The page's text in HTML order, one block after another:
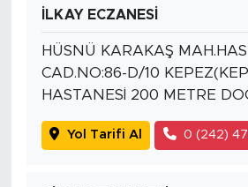
İLKAY ECZANESİ
HÜSNÜ KARAKAŞ
CAD.NO:86-D/10
HASTANESİ 200 METRE
Yol Tarifi Al 0 (242)